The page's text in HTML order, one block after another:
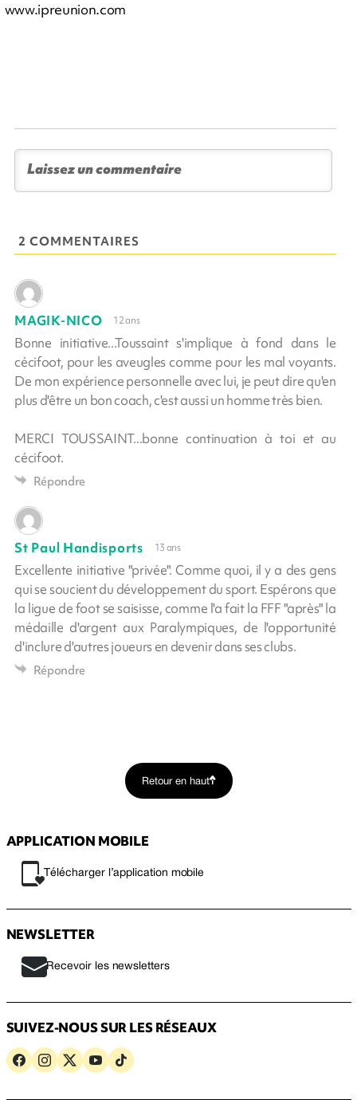
www.ipreunion.com
2 COMMENTAIRES
MAGIK-NICO 12 ans
Bonne initiative...Toussaint s'implique à fond dans le
cécifoot, pour les aveugles comme pour les mal voyants.
De mon expérience personnelle avec lui, je peut dire qu'en
plus d'être un bon coach, c'est aussi un homme très bien.
MERCI TOUSSAINT...bonne continuation à toi et au
cécifoot.
Répondre
St Paul Handisports 13 ans
Excellente initiative "privée". Comme quoi, il y a des gens
qui se soucient du développement du sport. Espérons que
la ligue de foot se saisisse, comme l'a fait la FFF "après" la
médaille d'argent aux Paralympiques, de l'opportunité
d'inclure d'autres joueurs en devenir dans ses clubs.
Répondre
Retour en haut
APPLICATION MOBILE
Télécharger l’application mobile
NEWSLETTER
Recevoir les newsletters
SUIVEZ-NOUS SUR LES RÉSEAUX